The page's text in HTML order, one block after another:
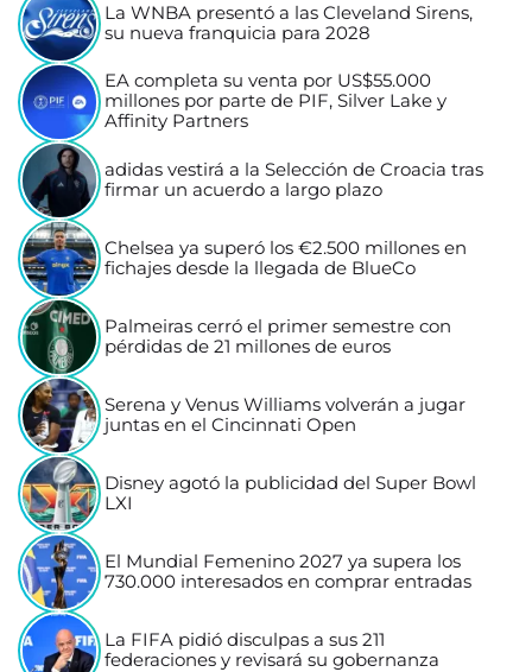
La WNBA presentó a las Cleveland Sirens,
su nueva franquicia para 2028
EA completa su venta por US$55.000
millones por parte de PIF, Silver Lake y
Affinity Partners
adidas vestirá a la Selección de Croacia tras
firmar un acuerdo a largo plazo
Chelsea ya superó los €2.500 millones en
fichajes desde la llegada de BlueCo
Palmeiras cerró el primer semestre con
pérdidas de 21 millones de euros
Serena y Venus Williams volverán a jugar
juntas en el Cincinnati Open
Disney agotó la publicidad del Super Bowl
LXI
El Mundial Femenino 2027 ya supera los
730.000 interesados en comprar entradas
La FIFA pidió disculpas a sus 211
federaciones y revisará su gobernanza